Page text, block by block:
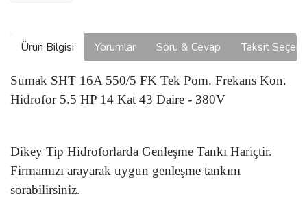
Ürün Bilgisi Yorumlar Soru & Cevap Taksit
Sumak SHT 16A 550/5 FK Tek Pom. Frekans Kon.
Hidrofor 5.5 HP 14 Kat 43 Daire - 380V
Dikey Tip Hidroforlarda Genleşme Tankı Hariçtir.
Firmamızı arayarak uygun genleşme tankını
sorabilirsiniz.